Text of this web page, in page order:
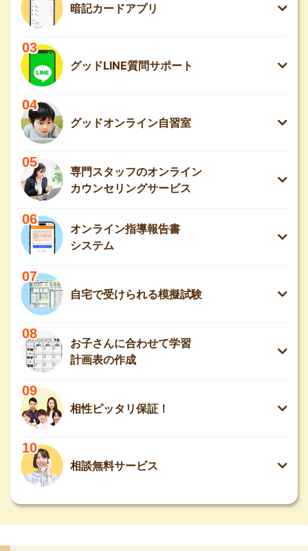
暗記カードアプリ
03
グッドLINE質問サポート
04
グッドオンライン自習室
05
専門スタッフのオンライン
カウンセリングサービス
06
オンライン指導報告書
システム
07
自宅で受けられる模擬試験
08
お子さんに合わせて学習
計画表の作成
09
相性ピッタリ保証！
10
相談無料サービス